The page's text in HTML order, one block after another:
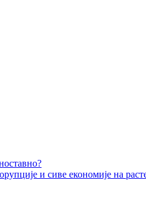
и сиве економије на